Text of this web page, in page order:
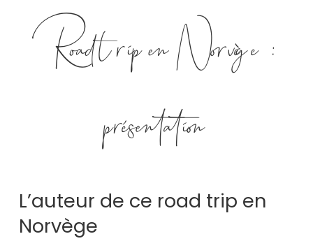
Road trip en Norvège :
présentation
L’auteur de ce road trip en
Norvège